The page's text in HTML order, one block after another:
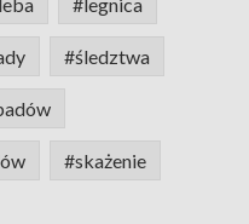
#śledztwa
#skażenie